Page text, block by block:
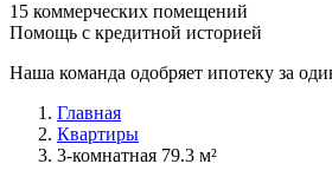
15 коммерческих помещений
Помощь с кредитной историей
Наша команда одобряет ипотеку за
Главная
Квартиры
3-комнатная 79.3 м²